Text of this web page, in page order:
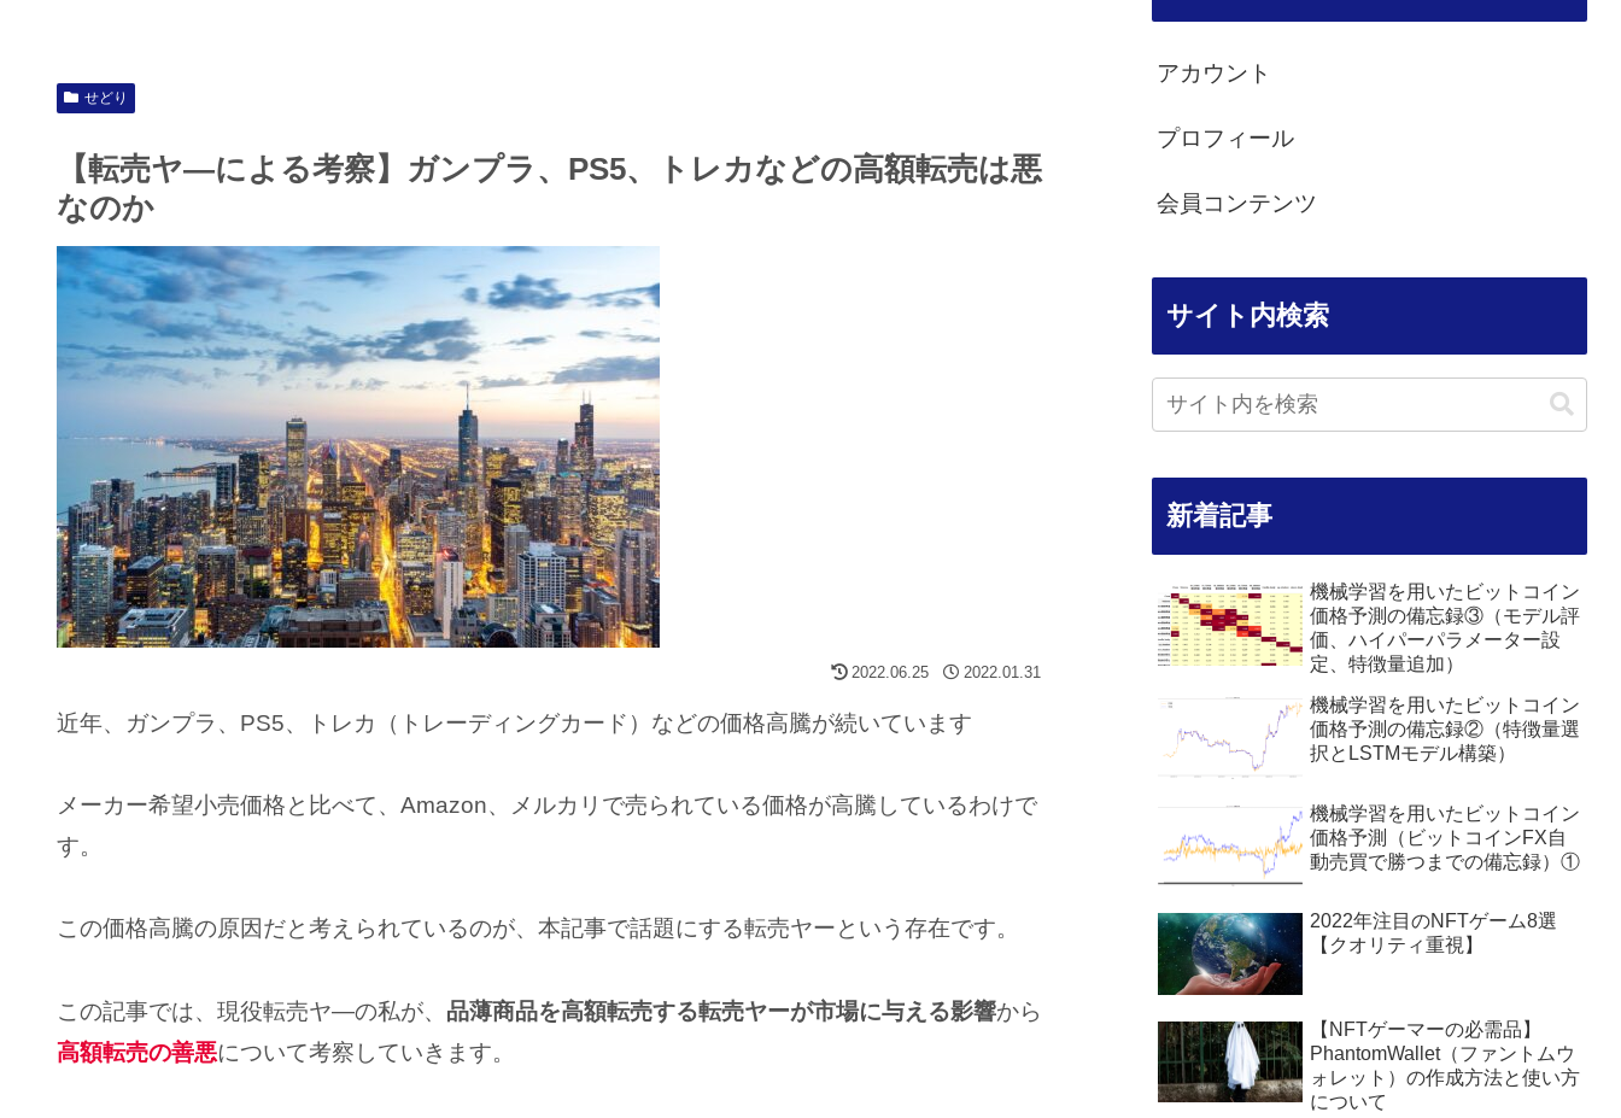
せどり
【転売ヤ―による考察】ガンプラ、PS5、トレカなどの高額転売は悪
なのか
2022.06.25 2022.01.31
近年、ガンプラ、PS5、トレカ（トレーディングカード）などの価格高騰が続いています
メーカー希望小売価格と比べて、Amazon、メルカリで売られている価格が高騰しているわけで
す。
この価格高騰の原因だと考えられているのが、本記事で話題にする転売ヤーという存在です。
この記事では、現役転売ヤ―の私が、 品薄商品を高額転売する転売ヤーが市場に与える影響から
高額転売の善悪について考察していきます。
アカウント
プロフィール
会員コンテンツ
サイト内検索
新着記事
機械学習を用いたビットコイン
価格予測の備忘録③（モデル評
価、ハイパーパラメーター設
定、特徴量追加）
機械学習を用いたビットコイン
価格予測の備忘録②（特徴量選
択とLSTMモデル構築）
機械学習を用いたビットコイン
価格予測（ビットコインFX自
動売買で勝つまでの備忘録）①
2022年注目のNFTゲーム8選
【クオリティ重視】
【NFTゲーマーの必需品】
PhantomWallet（ファントムウ
ォレット）の作成方法と使い方
について